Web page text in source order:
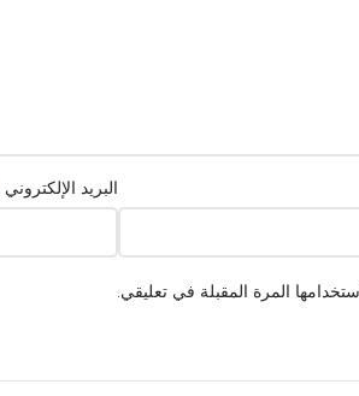
البريد الإلكتروني
المرة المقبلة في تعليقي.